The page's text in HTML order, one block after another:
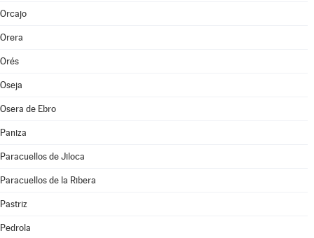
Orcajo
Orera
Orés
Oseja
Osera de Ebro
Paniza
Paracuellos de Jiloca
Paracuellos de la Ribera
Pastriz
Pedrola